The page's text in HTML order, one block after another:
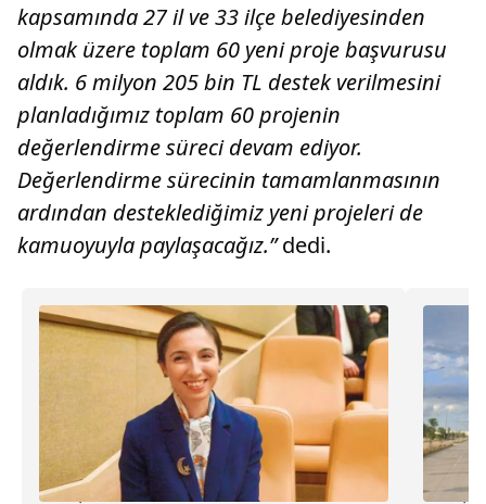
kapsamında 27 il ve 33 ilçe belediyesinden
olmak üzere toplam 60 yeni proje başvurusu
aldık. 6 milyon 205 bin TL destek verilmesini
planladığımız toplam 60 projenin
değerlendirme süreci devam ediyor.
Değerlendirme sürecinin tamamlanmasının
ardından desteklediğimiz yeni projeleri de
kamuoyuyla paylaşacağız.”dedi.